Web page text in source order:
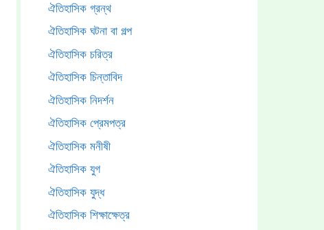
ঐতিহাসিক গ্রন্থ
ঐতিহাসিক ঘটনা বা গল্প
ঐতিহাসিক চরিত্র
ঐতিহাসিক চিন্তাবিদ
ঐতিহাসিক নিদর্শন
ঐতিহাসিক প্রেমপত্র
ঐতিহাসিক মনীষী
ঐতিহাসিক যুগ
ঐতিহাসিক যুদ্ধ
ঐতিহাসিক শিক্ষাক্ষেত্র